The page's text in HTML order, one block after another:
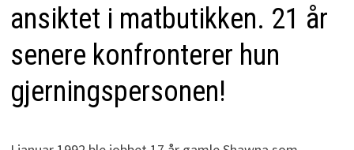
ansiktet i matbutikken. 21 år
senere konfronterer hun
gjerningspersonen!